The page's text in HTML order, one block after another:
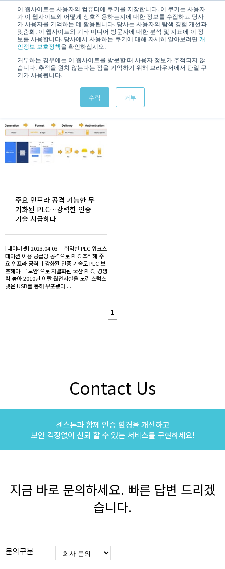
이 웹사이트는 사용자의 컴퓨터에 쿠키를 저장합니다. 이 쿠키는 사용자
가 이 웹사이트와 어떻게 상호작용하는지에 대한 정보를 수집하고 당사
가 사용자를 기억하는 데 활용됩니다. 당사는 사용자의 탐색 경험 개선과
맞춤화, 이 웹사이트와 기타 미디어 방문자에 대한 분석 및 지표에 이 정
보를 사용합니다. 당사에서 사용하는 쿠키에 대해 자세히 알아보려면 개
인정보 보호정책을 확인하십시오.
거부하는 경우에는 이 웹사이트를 방문할 때 사용자 정보가 추적되지 않
습니다. 추적을 원치 않는다는 점을 기억하기 위해 브라우저에서 단일 쿠
키가 사용됩니다.
수락 거부
KOREAN / ENGLISH
News & Information
주요 인프라 공격 가능한 무
기화된 PLC…강력한 인증
기술 시급하다
[데이터넷] 2023.04.03 ㅣ취약한 PLC·워크스
테이션 이용 공급망 공격으로 PLC 조작해 주
요 인프라 공격 ㅣ강화된 인증 기술로 PLC 보
호해야…’보안’으로 차별화된 국산 PLC, 경쟁
력 높아 2010년 이란 원전시설을 노린 스턱스
넷은 USB를 통해 유포됐다....
1
Contact Us
센스톤과 함께 인증 환경을 개선하고
보안 걱정없이 신뢰 할 수 있는 서비스를 구현하세요!
지금 바로 문의하세요. 빠른 답변 드리겠
습니다.
문의구분